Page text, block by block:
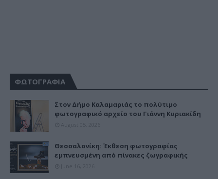
ΦΩΤΟΓΡΑΦΙΑ
Στον Δήμο Καλαμαριάς το πολύτιμο
φωτογραφικό αρχείο του Γιάννη Κυριακίδη
Θεσσαλονίκη: Έκθεση φωτογραφίας
εμπνευσμένη από πίνακες ζωγραφικής